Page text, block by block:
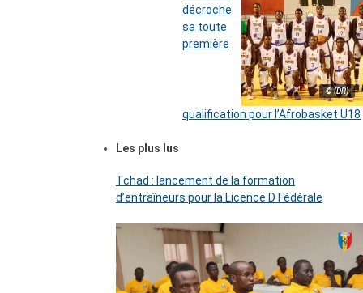
© (DR)
décroche
sa toute
première
qualification pour l’Afrobasket U18
Les plus lus
Tchad : lancement de la formation
d’entraîneurs pour la Licence D Fédérale